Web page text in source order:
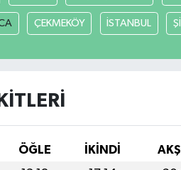
ÇEKMEKÖY İSTANBUL
ÖĞLE İKINDI